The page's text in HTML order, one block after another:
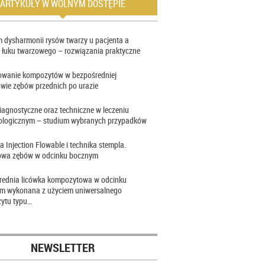
ARTYKUŁY W WOLNYM DOSTĘPIE
dysharmonii rysów twarzy u pacjenta a
twarzowego – rozwiązania praktyczne
kompozytów w bezpośredniej
zębów przednich po urazie
oraz techniczne w leczeniu
– studium wybranych przypadków
Injection Flowable i technika stempla.
zębów w odcinku bocznym
licówka kompozytowa w odcinku
wykonana z użyciem uniwersalnego
typu…
NEWSLETTER